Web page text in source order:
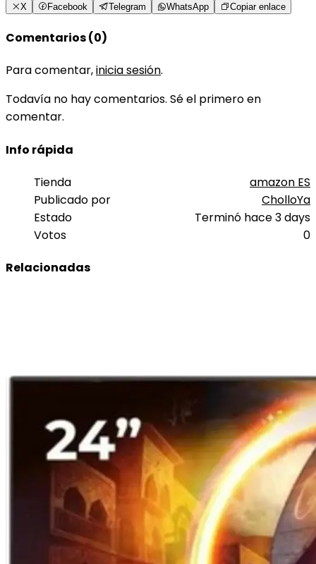
X Facebook Telegram WhatsApp Copiar enlace
Comentarios (0)
Para comentar,inicia sesión.
Todavía no hay comentarios. Sé el primero en
comentar.
Info rápida
Tienda
amazon ES
Publicado por
CholloYa
Estado
Terminó hace 3 days
Votos
0
Relacionadas